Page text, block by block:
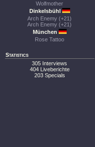
Wolfmother
Dinkelsbühl
Arch Enemy (+21)
Arch Enemy (+21)
München
Rose Tattoo
Statistics
305 Interviews
404 Liveberichte
203 Specials